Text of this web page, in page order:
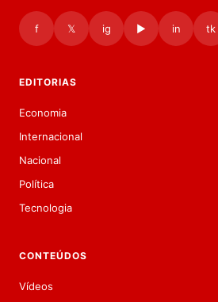
f 𝕏 ig ▶ in tk
EDITORIAS
Economia
Internacional
Nacional
Política
Tecnologia
CONTEÚDOS
Vídeos